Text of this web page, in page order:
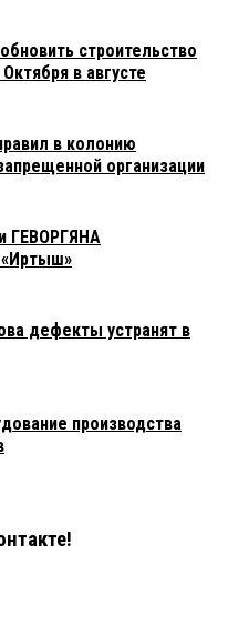
строительство
в августе
в колонию
организации
ГЕВОРГЯНА
дефекты устранят в
производства